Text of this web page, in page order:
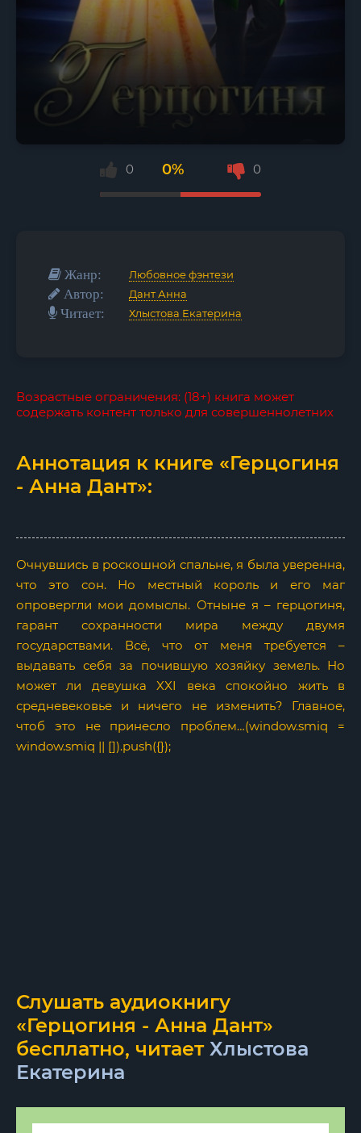
0 0% 0
Жанр: Любовное фэнтези
Автор: Дант Анна
Читает: Хлыстова Екатерина
Возрастные ограничения: (18+) книга может
содержать контент только для совершеннолетних
Аннотация к книге «Герцогиня
- Анна Дант»:
Очнувшись в роскошной спальне, я была уверенна,
что это сон. Но местный король и его маг
опровергли мои домыслы. Отныне я – герцогиня,
гарант сохранности мира между двумя
государствами. Всё, что от меня требуется –
выдавать себя за почившую хозяйку земель. Но
может ли девушка XXI века спокойно жить в
средневековье и ничего не изменить? Главное,
чтоб это не принесло проблем…(window.smiq =
window.smiq || []).push({});
Слушать аудиокнигу
«Герцогиня - Анна Дант»
бесплатно, читает Хлыстова
Екатерина